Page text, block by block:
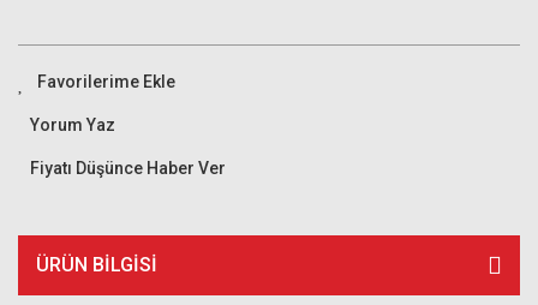
Yorum Yaz
Fiyatı Düşünce Haber Ver
ÜRÜN BILGISI